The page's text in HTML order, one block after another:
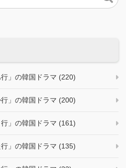
」の韓国ドラマ (220)
」の韓国ドラマ (200)
」の韓国ドラマ (161)
」の韓国ドラマ (135)